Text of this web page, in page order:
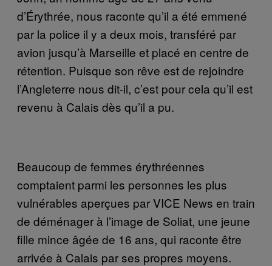
d’Érythrée, nous raconte qu’il a été emmené
par la police il y a deux mois, transféré par
avion jusqu’à Marseille et placé en centre de
rétention. Puisque son rêve est de rejoindre
l’Angleterre nous dit-il, c’est pour cela qu’il est
revenu à Calais dès qu’il a pu.
Beaucoup de femmes érythréennes
comptaient parmi les personnes les plus
vulnérables aperçues par VICE News en train
de déménager à l’image de Soliat, une jeune
fille mince âgée de 16 ans, qui raconte être
arrivée à Calais par ses propres moyens.